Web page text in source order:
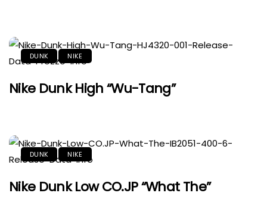
DUNK NIKE
Nike Dunk High “Wu-Tang”
DUNK NIKE
Nike Dunk Low CO.JP “What The”